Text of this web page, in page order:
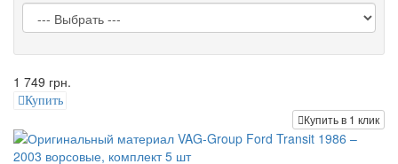
1 749 грн.
Купить
Купить в 1 клик